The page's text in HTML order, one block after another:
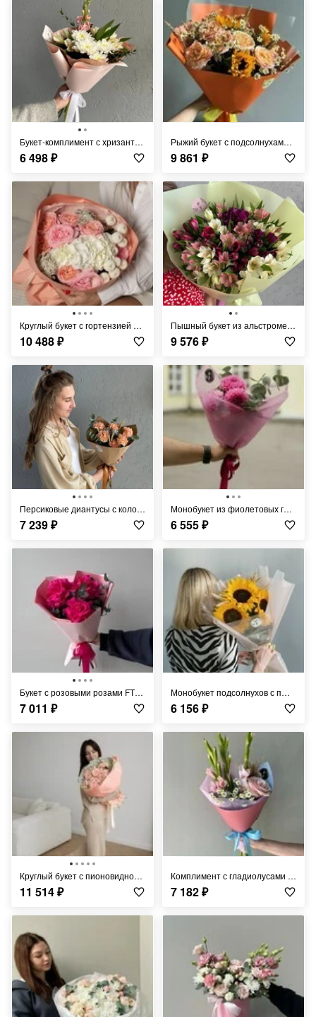
Букет-комплимент с хризантемой FT328
6 498₽
Рыжий букет с подсолнухами и колосками FT234
9 861 ₽
Круглый букет с гортензией и хризантемой FT1075
10 488₽
Пышный букет из альстромерии FT274
9 576₽
Персиковые диантусы с колосками FT292
7 239₽
Монобукет из фиолетовых георгин FT841
6 555₽
Букет с розовыми розами FT1212
7 011 ₽
Монобукет подсолнухов с пшеницей FT368
6 156₽
Круглый букет с пионовидной розой и полевой ромашкой FT1076
11 514₽
Комплимент с гладиолусами FT815
7 182₽